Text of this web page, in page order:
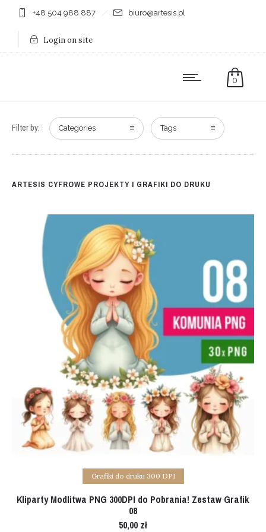
+48 504 988 887 biuro@artesis.pl
Login on site
0
Filter by: Categories Tags
ARTESIS CYFROWE PROJEKTY I GRAFIKI DO DRUKU
Add to cart
Grafiki do druku 300 DPI
Kliparty Modlitwa PNG 300DPI do Pobrania! Zestaw Grafik
08
50,00 zł